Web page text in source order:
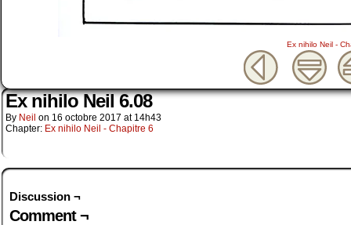
Ex nihilo Neil -
Ex nihilo Neil 6.08
By Neil on 16 octobre 2017 at 14h43
Chapter: Ex nihilo Neil - Chapitre 6
Discussion ¬
Comment ¬